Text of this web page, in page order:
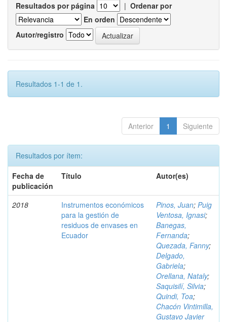
Resultados por página | Ordenar por
En orden
Autor/registro
Resultados 1-1 de 1.
Anterior 1 Siguiente
Resultados por ítem:
Fecha de
publicación
Título Autor(es)
2018
Instrumentos económicos
para la gestión de
residuos de envases en
Ecuador
Pinos, Juan; Puig
Ventosa, Ignasi;
Banegas,
Fernanda;
Quezada, Fanny;
Delgado,
Gabriela;
Orellana, Nataly;
Saquisilí, Silvia;
Quindi, Toa;
Chacón Vintimilla,
Gustavo Javier